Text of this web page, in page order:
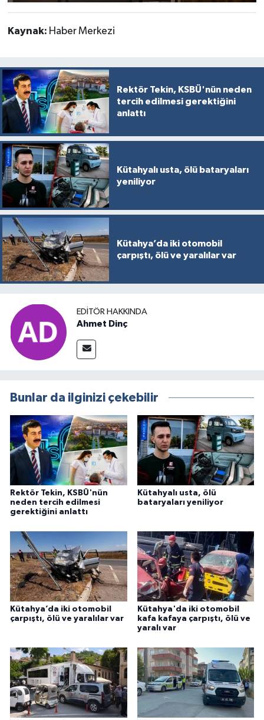
Kaynak: Haber Merkezi
Rektör Tekin, KSBÜ'nün neden
tercih edilmesi gerektiğini
anlattı
Kütahyalı usta, ölü bataryaları
yeniliyor
Kütahya’da iki otomobil
çarpıştı, ölü ve yaralılar var
EDITÖR HAKKINDA
Ahmet Dinç
Bunlar da ilginizi çekebilir
Rektör Tekin, KSBÜ'nün
neden tercih edilmesi
gerektiğini anlattı
Kütahyalı usta, ölü
bataryaları yeniliyor
Kütahya’da iki otomobil
çarpıştı, ölü ve yaralılar var
Kütahya'da iki otomobil
kafa kafaya çarpıştı, ölü ve
yaralı var